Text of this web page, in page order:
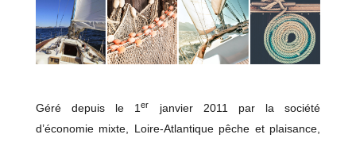
Géré depuis le 1er
janvier 2011 par la société
d’économie mixte, Loire-Atlantique pêche et plaisance,